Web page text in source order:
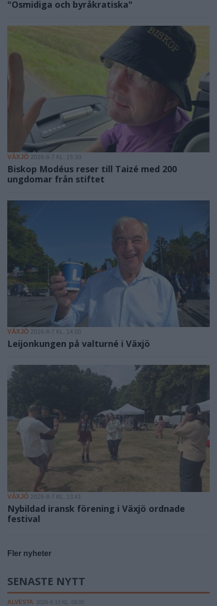
"Osmidiga och byråkratiska"
VÄXJÖ 2026-8-7 KL. 15:30
Biskop Modéus reser till Taizé med 200
ungdomar från stiftet
VÄXJÖ 2026-8-7 KL. 14:00
Leijonkungen på valturné i Växjö
VÄXJÖ 2026-8-7 KL. 13:41
Nybildad iransk förening i Växjö ordnade
festival
Fler nyheter
SENASTE NYTT
ALVESTA 2026-8-10 KL. 08:00